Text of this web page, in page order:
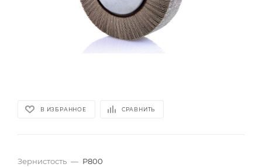
В ИЗБРАННОЕ СРАВНИТЬ
Зернистость — P800